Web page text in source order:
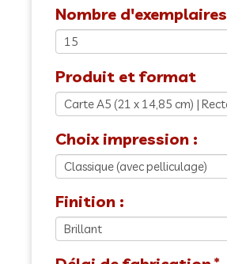
Nombre d'exemplaires
Produit et format
Choix impression :
Finition :